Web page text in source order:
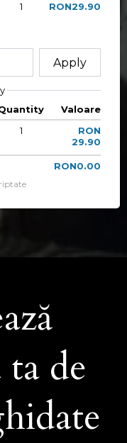
1 RON29.90
Apply
Valoare
1
RON
29.90
RON0.00
de